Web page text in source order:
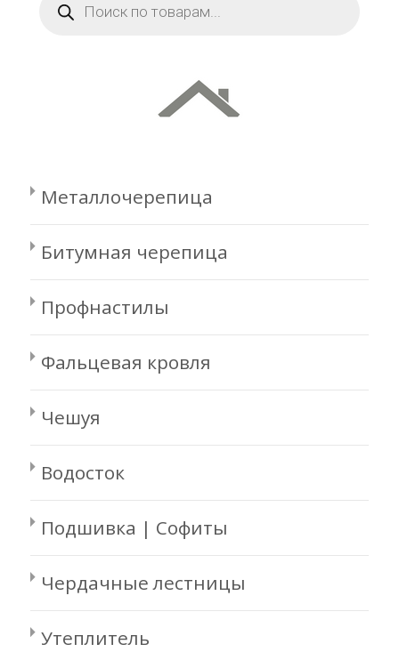
товаров
Металлочерепица
Битумная черепица
Профнастилы
Фальцевая кровля
Чешуя
Водосток
Подшивка | Софиты
Чердачные лестницы
Утеплитель